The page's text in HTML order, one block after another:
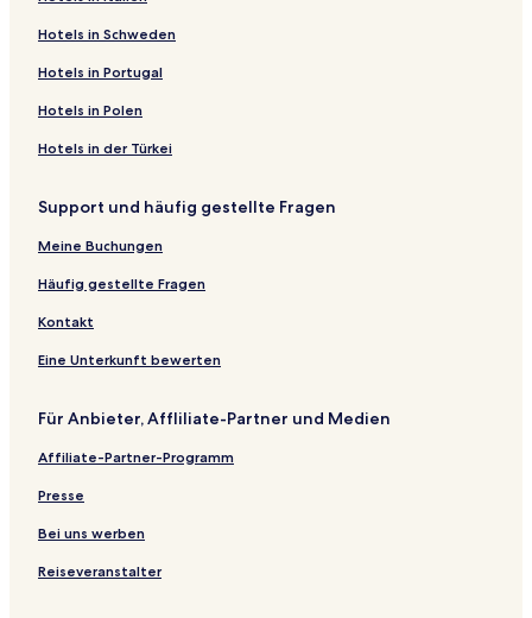
Hotels in Schweden
Hotels in Portugal
Hotels in Polen
Hotels in der Türkei
Support und häufig gestellte Fragen
Meine Buchungen
Häufig gestellte Fragen
Kontakt
Eine Unterkunft bewerten
Für Anbieter, Affliliate-Partner und Medien
Affiliate-Partner-Programm
Presse
Bei uns werben
Reiseveranstalter